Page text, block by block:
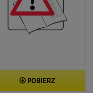
POBIERZ